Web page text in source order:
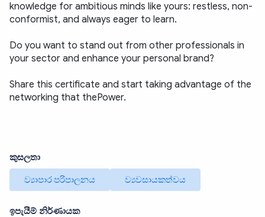
knowledge for ambitious minds like yours: restless, non-
conformist, and always eager to learn.
Do you want to stand out from other professionals in
your sector and enhance your personal brand?
Share this certificate and start taking advantage of the
networking that thePower.
කුසලතා
ව්‍යාපාර පරිපාලනය ව්‍යවසායකත්වය
ඉපැයීම් නිර්ණායක